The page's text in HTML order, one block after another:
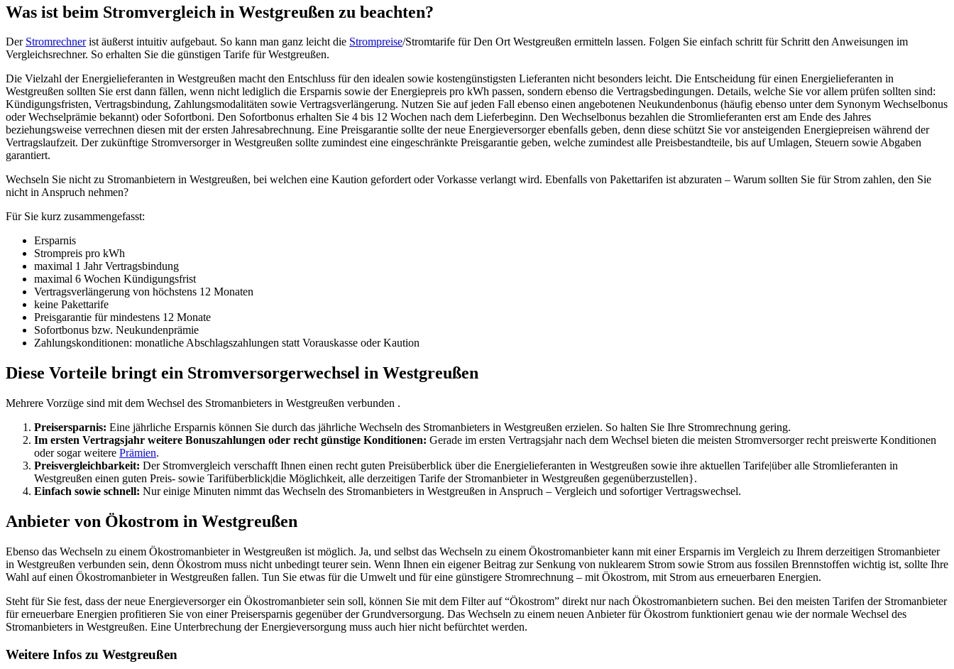
Was ist beim Stromvergleich in Westgreußen zu beachten?
Der Stromrechnerist äußerst intuitiv aufgebaut. So kann man ganz leicht die Strompreise/Stromtarife für Den Ort Westgreußen ermitteln lassen. Folgen Sie einfach schritt für Schritt den Anweisungen im
Vergleichsrechner. So erhalten Sie die günstigen Tarife für Westgreußen.
Die Vielzahl der Energielieferanten in Westgreußen macht den Entschluss für den idealen sowie kostengünstigsten Lieferanten nicht besonders leicht. Die Entscheidung für einen Energielieferanten in
Westgreußen sollten Sie erst dann fällen, wenn nicht lediglich die Ersparnis sowie der Energiepreis pro kWh passen, sondern ebenso die Vertragsbedingungen. Details, welche Sie vor allem prüfen sollten sind:
Kündigungsfristen, Vertragsbindung, Zahlungsmodalitäten sowie Vertragsverlängerung. Nutzen Sie auf jeden Fall ebenso einen angebotenen Neukundenbonus (häufig ebenso unter dem Synonym Wechselbonus
oder Wechselprämie bekannt) oder Sofortboni. Den Sofortbonus erhalten Sie 4 bis 12 Wochen nach dem Lieferbeginn. Den Wechselbonus bezahlen die Stromlieferanten erst am Ende des Jahres
beziehungsweise verrechnen diesen mit der ersten Jahresabrechnung. Eine Preisgarantie sollte der neue Energieversorger ebenfalls geben, denn diese schützt Sie vor ansteigenden Energiepreisen während der
Vertragslaufzeit. Der zukünftige Stromversorger in Westgreußen sollte zumindest eine eingeschränkte Preisgarantie geben, welche zumindest alle Preisbestandteile, bis auf Umlagen, Steuern sowie Abgaben
garantiert.
Wechseln Sie nicht zu Stromanbietern in Westgreußen, bei welchen eine Kaution gefordert oder Vorkasse verlangt wird. Ebenfalls von Pakettarifen ist abzuraten – Warum sollten Sie für Strom zahlen, den Sie
nicht in Anspruch nehmen?
Für Sie kurz zusammengefasst:
Ersparnis
Strompreis pro kWh
maximal 1 Jahr Vertragsbindung
maximal 6 Wochen Kündigungsfrist
Vertragsverlängerung von höchstens 12 Monaten
keine Pakettarife
Preisgarantie für mindestens 12 Monate
Sofortbonus bzw. Neukundenprämie
Zahlungskonditionen: monatliche Abschlagszahlungen statt Vorauskasse oder Kaution
Diese Vorteile bringt ein Stromversorgerwechsel in Westgreußen
Mehrere Vorzüge sind mit dem Wechsel des Stromanbieters in Westgreußen verbunden .
Preisersparnis: Eine jährliche Ersparnis können Sie durch das jährliche Wechseln des Stromanbieters in Westgreußen erzielen. So halten Sie Ihre Stromrechnung gering.
Im ersten Vertragsjahr weitere Bonuszahlungen oder recht günstige Konditionen: Gerade im ersten Vertragsjahr nach dem Wechsel bieten die meisten Stromversorger recht preiswerte Konditionen
oder sogar weitere Prämien.
Preisvergleichbarkeit: Der Stromvergleich verschafft Ihnen einen recht guten Preisüberblick über die Energielieferanten in Westgreußen sowie ihre aktuellen Tarife|über alle Stromlieferanten in
Westgreußen einen guten Preis- sowie Tarifüberblick|die Möglichkeit, alle derzeitigen Tarife der Stromanbieter in Westgreußen gegenüberzustellen}.
Einfach sowie schnell: Nur einige Minuten nimmt das Wechseln des Stromanbieters in Westgreußen in Anspruch – Vergleich und sofortiger Vertragswechsel.
Anbieter von Ökostrom in Westgreußen
Ebenso das Wechseln zu einem Ökostromanbieter in Westgreußen ist möglich. Ja, und selbst das Wechseln zu einem Ökostromanbieter kann mit einer Ersparnis im Vergleich zu Ihrem derzeitigen Stromanbieter
in Westgreußen verbunden sein, denn Ökostrom muss nicht unbedingt teurer sein. Wenn Ihnen ein eigener Beitrag zur Senkung von nuklearem Strom sowie Strom aus fossilen Brennstoffen wichtig ist, sollte Ihre
Wahl auf einen Ökostromanbieter in Westgreußen fallen. Tun Sie etwas für die Umwelt und für eine günstigere Stromrechnung – mit Ökostrom, mit Strom aus erneuerbaren Energien.
Steht für Sie fest, dass der neue Energieversorger ein Ökostromanbieter sein soll, können Sie mit dem Filter auf “Ökostrom” direkt nur nach Ökostromanbietern suchen. Bei den meisten Tarifen der Stromanbieter
für erneuerbare Energien profitieren Sie von einer Preisersparnis gegenüber der Grundversorgung. Das Wechseln zu einem neuen Anbieter für Ökostrom funktioniert genau wie der normale Wechsel des
Stromanbieters in Westgreußen. Eine Unterbrechung der Energieversorgung muss auch hier nicht befürchtet werden.
Weitere Infos zu Westgreußen